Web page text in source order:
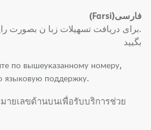
فارسی(Farsi)
.برای دریافت تسهیلات زبا ن بصورت
بگیید
по вышеуказанному номеру,
языковую поддержку.
ายเลขด้านบนเพื่อรับบริการช่วย